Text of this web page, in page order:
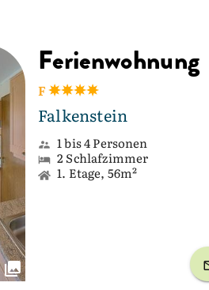
Ferienwohnung
F
Falkenstein
1 bis 4 Personen
2 Schlafzimmer
1. Etage, 56m²